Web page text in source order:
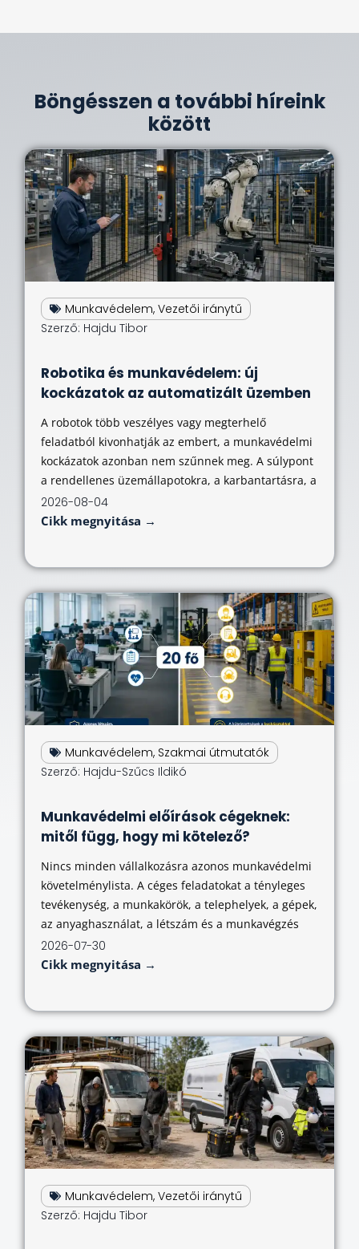
Böngésszen a további híreink
között
Munkavédelem, Vezetői iránytű
Szerző: Hajdu Tibor
Robotika és munkavédelem: új
kockázatok az automatizált üzemben
A robotok több veszélyes vagy megterhelő
feladatból kivonhatják az embert, a munkavédelmi
kockázatok azonban nem szűnnek meg. A súlypont
a rendellenes üzemállapotokra, a karbantartásra, a
2026-08-04
Cikk megnyitása →
Munkavédelem, Szakmai útmutatók
Szerző: Hajdu-Szűcs Ildikó
Munkavédelmi előírások cégeknek:
mitől függ, hogy mi kötelező?
Nincs minden vállalkozásra azonos munkavédelmi
követelménylista. A céges feladatokat a tényleges
tevékenység, a munkakörök, a telephelyek, a gépek,
az anyaghasználat, a létszám és a munkavégzés
2026-07-30
Cikk megnyitása →
Munkavédelem, Vezetői iránytű
Szerző: Hajdu Tibor